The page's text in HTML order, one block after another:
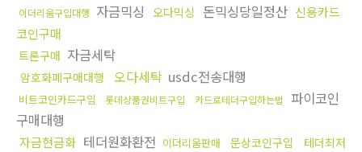
이더리움구입대행 자금믹싱 오다믹싱 돈믹싱당일정산 신용카드
코인구매
트론구매 자금세탁
암호화폐구매대행 오다세탁 usdc전송대행
비트코인카드구입 롯데상품권비트구입 카드로테더구입하는법
파이코인
구매대행
자금현금화 테더원화환전 이더리움판매 문상코인구입
테더최저